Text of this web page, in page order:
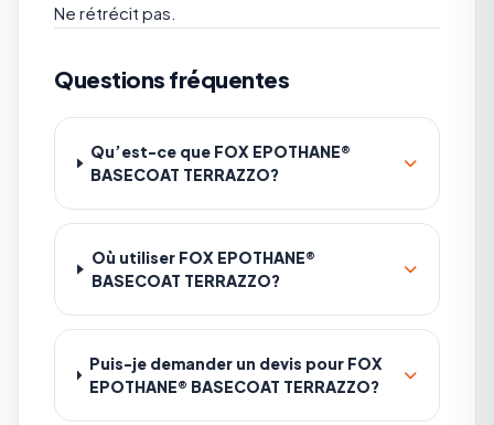
Ne rétrécit pas.
Questions fréquentes
Qu’est-ce que FOX EPOTHANE®
BASECOAT TERRAZZO?
Où utiliser FOX EPOTHANE®
BASECOAT TERRAZZO?
Puis-je demander un devis pour FOX
EPOTHANE® BASECOAT TERRAZZO?